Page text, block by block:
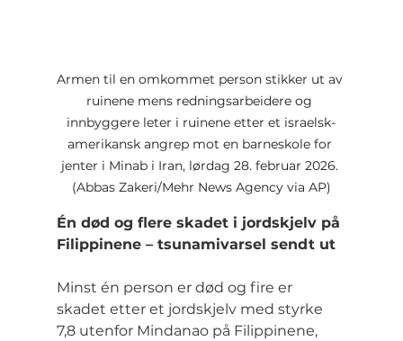
Armen til en omkommet person stikker ut av
ruinene mens redningsarbeidere og
innbyggere leter i ruinene etter et israelsk-
amerikansk angrep mot en barneskole for
jenter i Minab i Iran, lørdag 28. februar 2026.
(Abbas Zakeri/Mehr News Agency via AP)
Én død og flere skadet i jordskjelv på
Filippinene – tsunamivarsel sendt ut
Minst én person er død og fire er
skadet etter et jordskjelv med styrke
7,8 utenfor Mindanao på Filippinene,